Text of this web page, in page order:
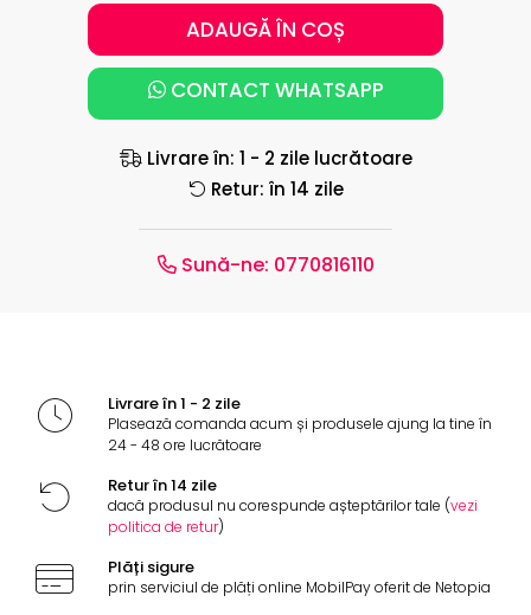
ADAUGĂ ÎN COȘ
CONTACT WHATSAPP
Livrare în: 1 - 2 zile lucrătoare
Retur: în 14 zile
Sună-ne: 0770816110
Livrare în 1 - 2 zile
Plasează comanda acum și produsele ajung la tine în
24 - 48 ore lucrătoare
Retur în 14 zile
dacă produsul nu corespunde așteptărilor tale (vezi
politica de retur)
Plăți sigure
prin serviciul de plăți online MobilPay oferit de Netopia